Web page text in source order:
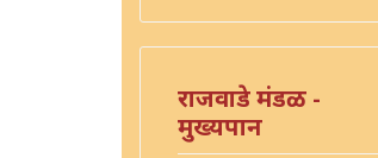
राजवाडे मंडळ -
मुख्यपान